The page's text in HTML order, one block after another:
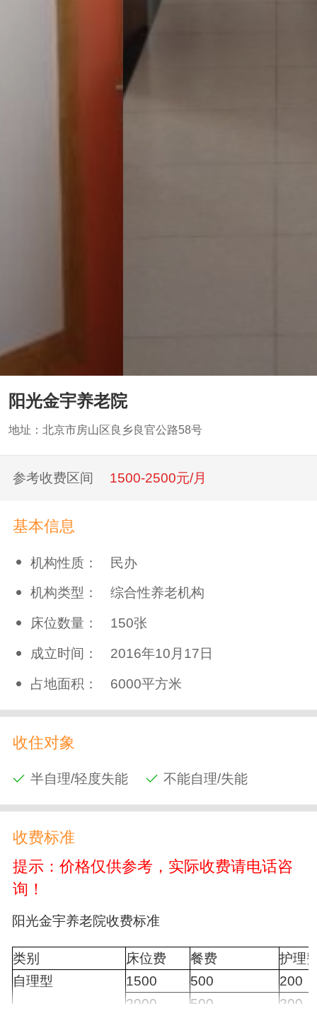
阳光金宇养老院
地址：北京市房山区良乡良官公路58号
参考收费区间 1500-2500元/月
基本信息
机构性质： 民办
机构类型： 综合性养老机构
床位数量： 150张
成立时间： 2016年10月17日
占地面积： 6000平方米
收住对象
半自理/轻度失能 不能自理/失能
收费标准
提示：价格仅供参考，实际收费请电话咨
询！
阳光金宇养老院收费标准
类别 床位费 餐费
护理
自理型
1500 500
200
2000
500 200